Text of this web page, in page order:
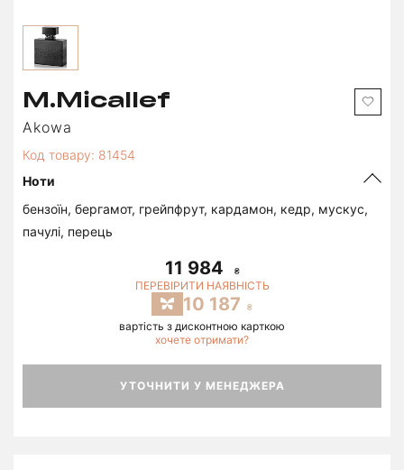
M.Micallef
Akowa
Код товару: 81454
Ноти
бензоїн, бергамот, грейпфрут, кардамон, кедр, мускус,
пачулі, перець
11 984
ПЕРЕВІРИТИ НАЯВНІСТЬ
10 187
вартість з дисконтною карткою
хочете отримати?
УТОЧНИТИ У МЕНЕДЖЕРА